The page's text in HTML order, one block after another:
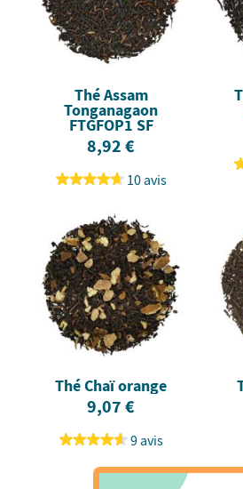
Thé Assam
Tonganagaon
FTGFOP1 SF
8,92 €
10 avis
Thé Chaï orange
9,07 €
9 avis